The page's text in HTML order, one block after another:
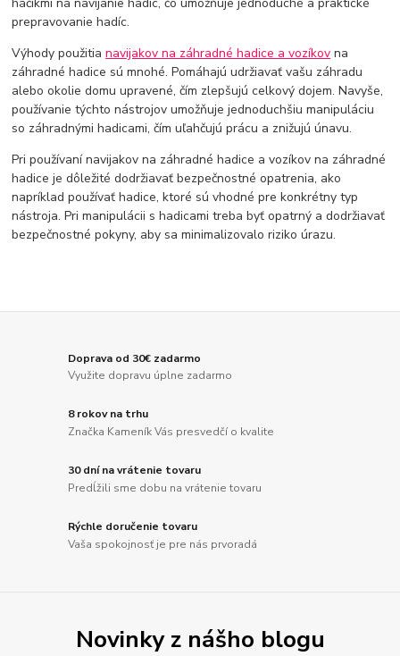
prepravovanie hadíc.
Výhody použitianavijakov na záhradné hadice a vozíkov na
záhradné hadice sú mnohé. Pomáhajú udržiavať vašu záhradu
alebo okolie domu upravené, čím zlepšujú celkový dojem. Navyše,
používanie týchto nástrojov umožňuje jednoduchšiu manipuláciu
so záhradnými hadicami, čím uľahčujú prácu a znižujú únavu.
Pri používaní navijakov na záhradné hadice a vozíkov na záhradné
hadice je dôležité dodržiavať bezpečnostné opatrenia, ako
napríklad používať hadice, ktoré sú vhodné pre konkrétny typ
nástroja. Pri manipulácii s hadicami treba byť opatrný a dodržiavať
bezpečnostné pokyny, aby sa minimalizovalo riziko úrazu.
Doprava od 30€ zadarmo
Využite dopravu úplne zadarmo
8 rokov na trhu
Značka Kameník Vás presvedčí o kvalite
30 dní na vrátenie tovaru
Predĺžili sme dobu na vrátenie tovaru
Rýchle doručenie tovaru
Vaša spokojnosť je pre nás prvoradá
Novinky z nášho blogu